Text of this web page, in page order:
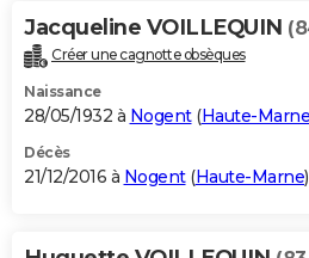
Jacqueline VOILLEQUIN
Créer une cagnotte obsèques
Naissance
28/05/1932 à Nogent(Haute-Marne
Décès
21/12/2016 à Nogent(Haute-Marne)